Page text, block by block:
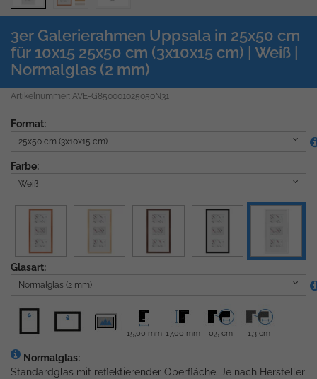
3er Galerierahmen Uppsala in 25x50 cm
für 10x15 25x50 cm (3x10x15 cm) | Weiß |
Normalglas (2 mm)
Artikelnummer: AVE-G850001025050N31
Format:
25x50 cm (3x10x15 cm)
Farbe:
Weiß
Glasart:
Normalglas (2 mm)
15,00 mm 17,00 mm 0,5 cm 1,3 cm
Normalglas:
Standardglas mit reflektierender Oberfläche. Je nach Hersteller